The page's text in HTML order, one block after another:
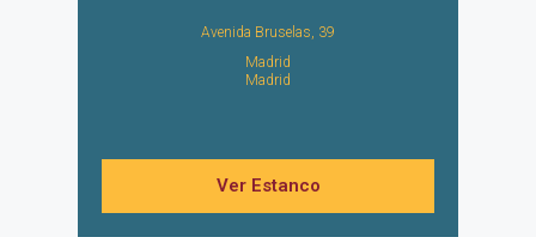
Avenida Bruselas, 39
Madrid
Madrid
Ver Estanco